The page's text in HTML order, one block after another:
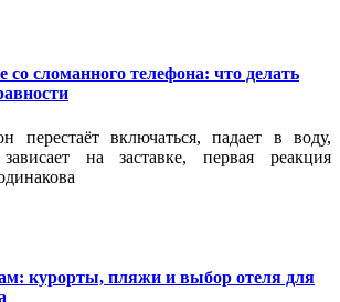
со сломанного телефона: что делать
перестаёт включаться, падает в воду,
на заставке, первая реакция
курорты, пляжи и выбор отеля для